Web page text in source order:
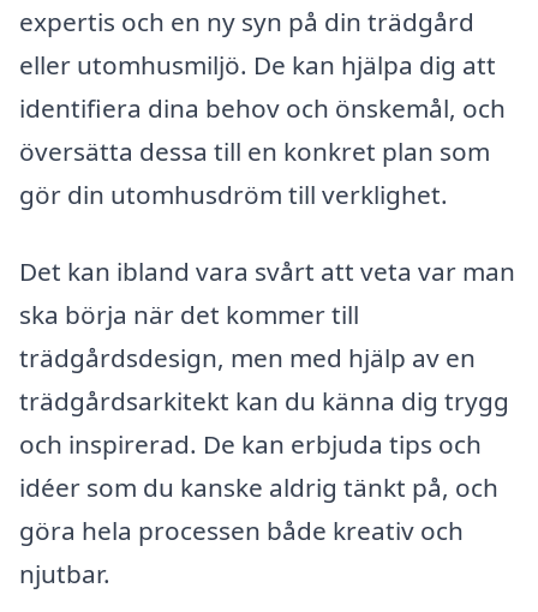
expertis och en ny syn på din trädgård
eller utomhusmiljö. De kan hjälpa dig att
identifiera dina behov och önskemål, och
översätta dessa till en konkret plan som
gör din utomhusdröm till verklighet.
Det kan ibland vara svårt att veta var man
ska börja när det kommer till
trädgårdsdesign, men med hjälp av en
trädgårdsarkitekt kan du känna dig trygg
och inspirerad. De kan erbjuda tips och
idéer som du kanske aldrig tänkt på, och
göra hela processen både kreativ och
njutbar.